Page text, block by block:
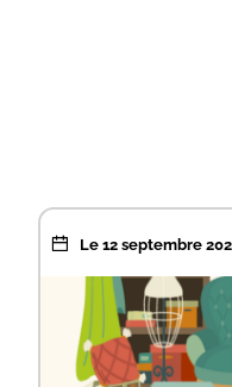
Le 12 septembre